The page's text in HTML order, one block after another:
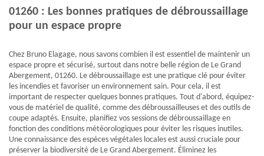
01260 : Les bonnes pratiques de débroussaillage
pour un espace propre
Chez Bruno Elagage, nous savons combien il est essentiel de maintenir un
espace propre et sécurisé, surtout dans notre belle région de Le Grand
Abergement, 01260. Le débroussaillage est une pratique clé pour éviter
les incendies et favoriser un environnement sain. Pour cela, il est
important de respecter quelques bonnes pratiques. Tout d'abord, équipez-
vous de matériel de qualité, comme des débroussailleuses et des outils de
coupe adaptés. Ensuite, planifiez vos sessions de débroussaillage en
fonction des conditions météorologiques pour éviter les risques inutiles.
Une connaissance des espèces végétales locales est aussi cruciale pour
préserver la biodiversité de Le Grand Abergement. Éliminez les